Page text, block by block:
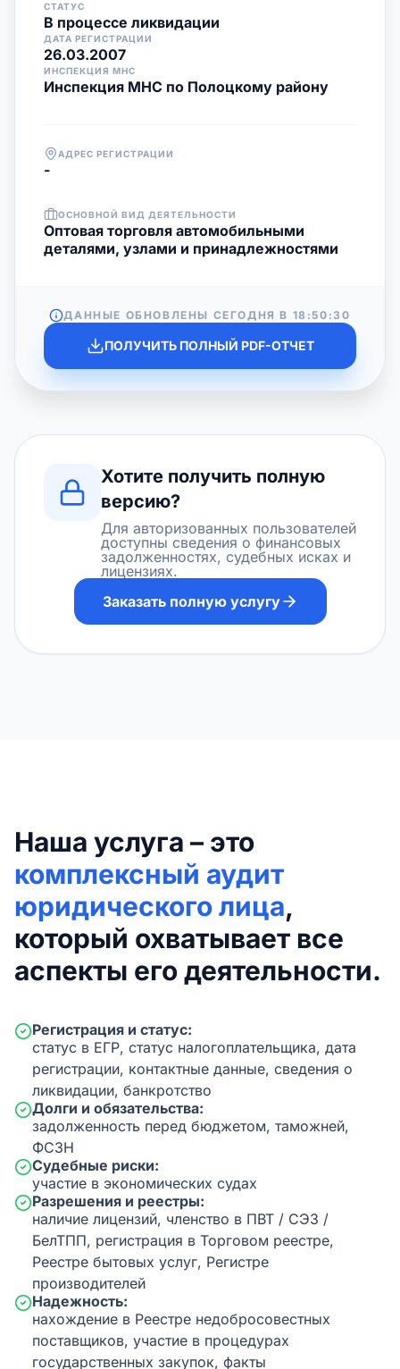
СТАТУС
В процессе ликвидации
ДАТА РЕГИСТРАЦИИ
26.03.2007
ИНСПЕКЦИЯ МНС
Инспекция МНС по Полоцкому району
АДРЕС РЕГИСТРАЦИИ
-
ОСНОВНОЙ ВИД ДЕЯТЕЛЬНОСТИ
Оптовая торговля автомобильными
деталями, узлами и принадлежностями
ДАННЫЕ ОБНОВЛЕНЫ СЕГОДНЯ В 18:50:30
ПОЛУЧИТЬ ПОЛНЫЙ PDF-ОТЧЕТ
Хотите получить полную
версию?
Для авторизованных пользователей
доступны сведения о финансовых
задолженностях, судебных исках и
лицензиях.
Заказать полную услугу
Наша услуга – это
комплексный аудит
юридического лица,
который охватывает все
аспекты его деятельности.
Регистрация и статус:
статус в ЕГР, статус налогоплательщика, дата
регистрации, контактные данные, сведения о
ликвидации, банкротство
Долги и обязательства:
задолженность перед бюджетом, таможней,
ФСЗН
Судебные риски:
участие в экономических судах
Разрешения и реестры:
наличие лицензий, членство в ПВТ / СЭЗ /
БелТПП, регистрация в Торговом реестре,
Реестре бытовых услуг, Регистре
производителей
Надежность:
нахождение в Реестре недобросовестных
поставщиков, участие в процедурах
государственных закупок, факты